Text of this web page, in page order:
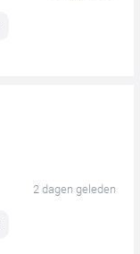
2 dagen geleden